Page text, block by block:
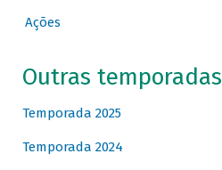
Ações
Outras temporadas
Temporada 2025
Temporada 2024